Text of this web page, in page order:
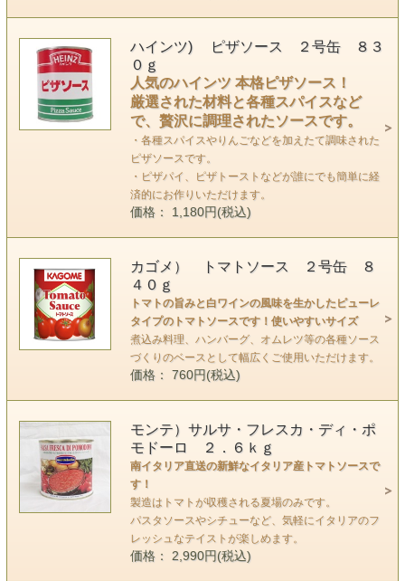
ハインツ) ピザソース ２号缶 ８３
０ｇ
人気のハインツ 本格ピザソース！
厳選された材料と各種スパイスなど
で、贅沢に調理されたソースです。
・各種スパイスやりんごなどを加えたて調味された
ピザソースです。
・ピザパイ、ピザトーストなどが誰にでも簡単に経
済的にお作りいただけます。
価格： 1,180円(税込)
カゴメ） トマトソース ２号缶 ８
４０ｇ
トマトの旨みと白ワインの風味を生かしたピューレ
タイプのトマトソースです！使いやすいサイズ
煮込み料理、ハンバーグ、オムレツ等の各種ソース
づくりのベースとして幅広くご使用いただけます。
価格： 760円(税込)
モンテ）サルサ・フレスカ・ディ・ポ
モドーロ ２．６ｋｇ
南イタリア直送の新鮮なイタリア産トマトソースで
す！
製造はトマトが収穫される夏場のみです。
パスタソースやシチューなど、気軽にイタリアのフ
レッシュなテイストが楽しめます。
価格： 2,990円(税込)